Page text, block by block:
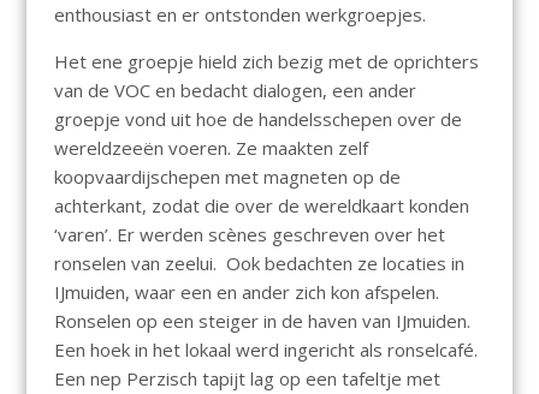
enthousiast en er ontstonden werkgroepjes.
Het ene groepje hield zich bezig met de oprichters
van de VOC en bedacht dialogen, een ander
groepje vond uit hoe de handelsschepen over de
wereldzeeën voeren. Ze maakten zelf
koopvaardijschepen met magneten op de
achterkant, zodat die over de wereldkaart konden
‘varen’. Er werden scènes geschreven over het
ronselen van zeelui. Ook bedachten ze locaties in
IJmuiden, waar een en ander zich kon afspelen.
Ronselen op een steiger in de haven van IJmuiden.
Een hoek in het lokaal werd ingericht als ronselcafé.
Een nep Perzisch tapijt lag op een tafeltje met